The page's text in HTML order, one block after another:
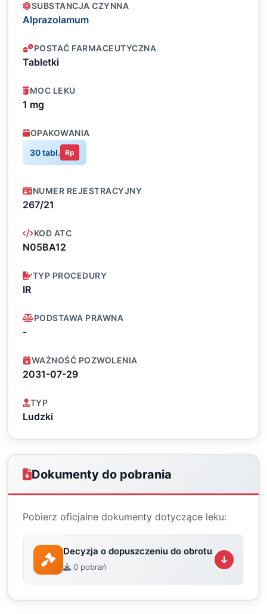
SUBSTANCJA CZYNNA
Alprazolamum
POSTAĆ FARMACEUTYCZNA
Tabletki
MOC LEKU
1 mg
OPAKOWANIA
30 tabl. Rp
NUMER REJESTRACYJNY
267/21
KOD ATC
N05BA12
TYP PROCEDURY
IR
PODSTAWA PRAWNA
-
WAŻNOŚĆ POZWOLENIA
2031-07-29
TYP
Ludzki
Dokumenty do pobrania
Pobierz oficjalne dokumenty dotyczące leku:
Decyzja o dopuszczeniu do obrotu
0 pobrań